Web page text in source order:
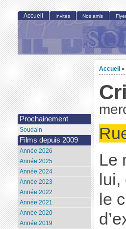
Accueil >
Le
le
Accueil Invités Nos amis
Prochainement
Soudain
Films depuis 2009
Année 2026
Année 2025
Année 2024
Année 2023
Année 2022
Année 2021
Année 2020
Année 2019